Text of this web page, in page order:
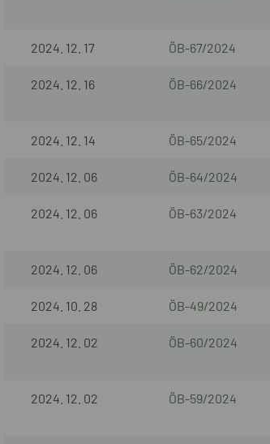
2024. 12. 17 ÖB-67/2024
2024. 12. 16 ÖB-66/2024
2024. 12. 14 ÖB-65/2024
2024. 12. 06 ÖB-64/2024
2024. 12. 06 ÖB-63/2024
2024. 12. 06 ÖB-62/2024
2024. 10. 28 ÖB-49/2024
2024. 12. 02 ÖB-60/2024
2024. 12. 02 ÖB-59/2024